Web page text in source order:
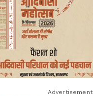
Advertisement